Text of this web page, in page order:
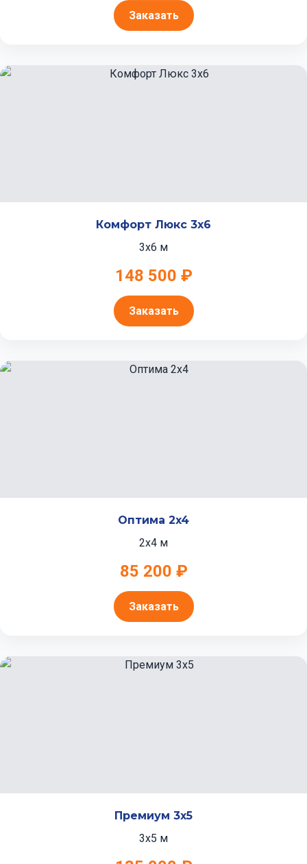
Заказать
Комфорт Люкс 3x6
3x6 м
148 500 ₽
Заказать
Оптима 2x4
2x4 м
85 200 ₽
Заказать
Премиум 3x5
3x5 м